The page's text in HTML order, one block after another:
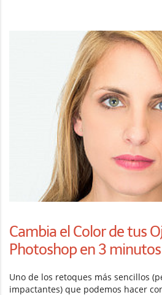
Cambia el Color de tus
Photoshop en 3 minutos
Uno de los retoques más sencillos
impactantes) que podemos hacer